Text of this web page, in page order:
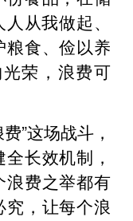
从我做起、
粮食、俭以养
荣，浪费可
”这场战斗，
长效机制，
浪费之举都有
，让每个浪